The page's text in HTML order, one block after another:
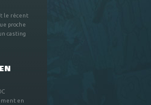
le récent
proche
casting
en